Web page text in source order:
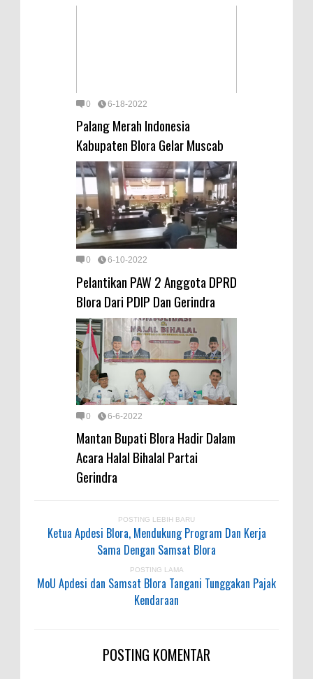
0 6-18-2022
Palang Merah Indonesia
Kabupaten Blora Gelar Muscab
0 6-10-2022
Pelantikan PAW 2 Anggota DPRD
Blora Dari PDIP Dan Gerindra
0 6-6-2022
Mantan Bupati Blora Hadir Dalam
Acara Halal Bihalal Partai
Gerindra
POSTING LEBIH BARU
Ketua Apdesi Blora, Mendukung Program Dan Kerja
Sama Dengan Samsat Blora
POSTING LAMA
MoU Apdesi dan Samsat Blora Tangani Tunggakan Pajak
Kendaraan
POSTING KOMENTAR